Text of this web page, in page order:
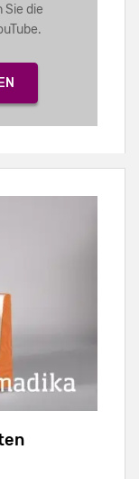
Sie die